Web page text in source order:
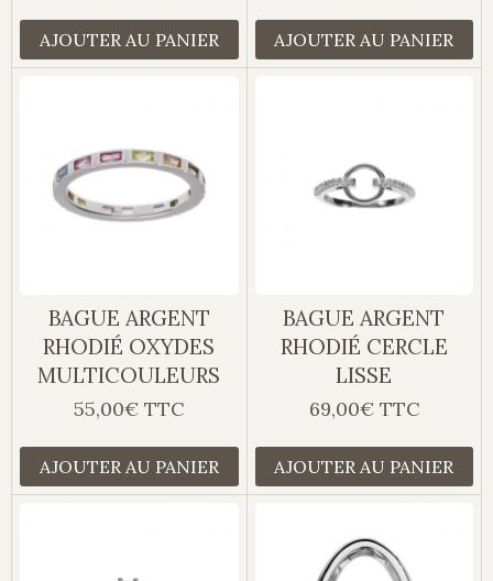
AJOUTER AU PANIER AJOUTER AU PANIER
BAGUE ARGENT
RHODIÉ OXYDES
MULTICOULEURS
55,00€ TTC
AJOUTER AU PANIER
BAGUE ARGENT
RHODIÉ CERCLE
LISSE
69,00€ TTC
AJOUTER AU PANIER